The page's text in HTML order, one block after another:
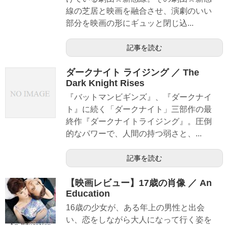
線の芝居と映画を融合させ、演劇のいい
部分を映画の形にギュッと閉じ込...
記事を読む
ダークナイト ライジング ／ The
Dark Knight Rises
『バットマンビギンズ』、『ダークナイ
ト』に続く「ダークナイト」三部作の最
終作『ダークナイトライジング』。圧倒
的なパワーで、人間の持つ弱さと、...
記事を読む
【映画レビュー】17歳の肖像 ／ An
Education
16歳の少女が、ある年上の男性と出会
い、恋をしながら大人になって行く姿を